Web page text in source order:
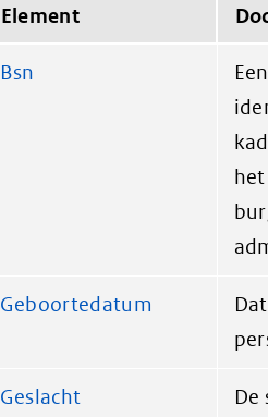
Element
Bsn
Geboortedatum
Geslacht
De